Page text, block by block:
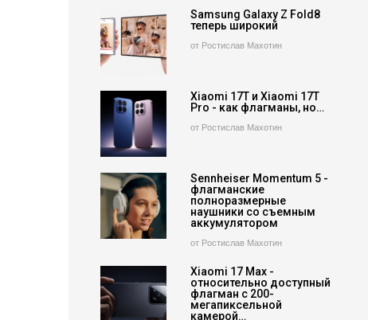
Samsung Galaxy Z Fold8
теперь широкий
от Ростислав Махотин
Xiaomi 17T и Xiaomi 17T
Pro - как флагманы, но…
от Ростислав Махотин
Sennheiser Momentum 5 -
флагманские
полноразмерные
наушники со съемным
аккумулятором
от Ростислав Махотин
Xiaomi 17 Max -
относительно доступный
флагман с 200-
мегапиксельной
камерой…